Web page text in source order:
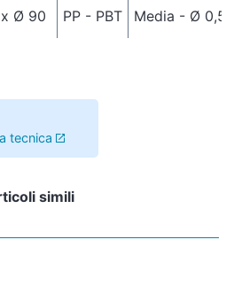
Ø 90 PP - PBT Media - Ø 0,5
tecnica
simili